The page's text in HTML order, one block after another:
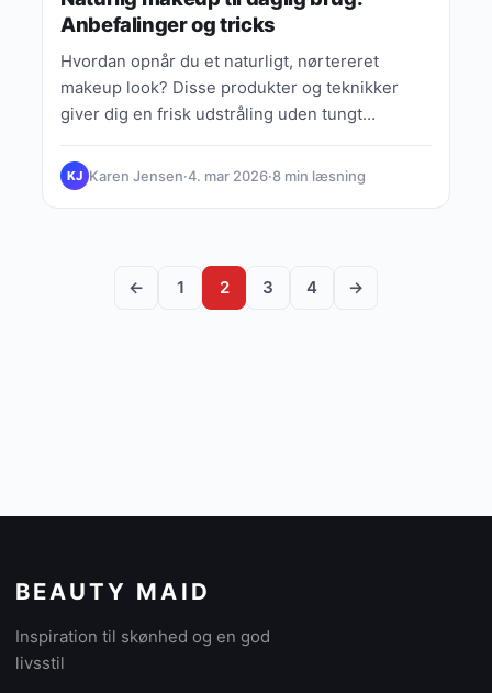
Anbefalinger og tricks
Hvordan opnår du et naturligt, nørtereret
makeup look? Disse produkter og teknikker
giver dig en frisk udstråling uden tungt
KJ Karen Jensen·4. mar 2026·8 min læsning
← 1 2 3 4 →
BEAUTY MAID
Inspiration til skønhed og en god
livsstil